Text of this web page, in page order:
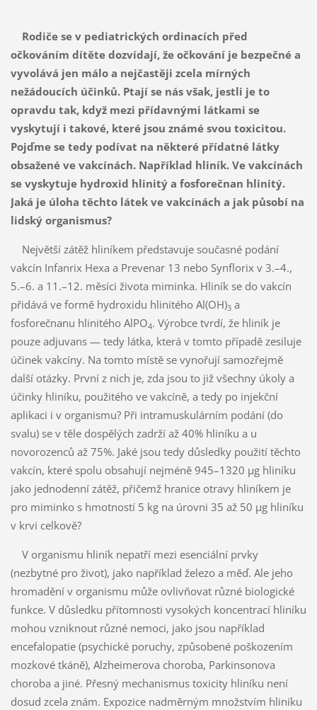
Rodiče se v pediatrických ordinacích před
očkováním dítěte dozvídají, že očkování je bezpečné a
vyvolává jen málo a nejčastěji zcela mírných
nežádoucích účinků. Ptají se nás však, jestli je to
opravdu tak, když mezi přídavnými látkami se
vyskytují i takové, které jsou známé svou toxicitou.
Pojďme se tedy podívat na některé přídatné látky
obsažené ve vakcínách. Například hliník. Ve vakcínách
se vyskytuje hydroxid hlinitý a fosforečnan hlinitý.
Jaká je úloha těchto látek ve vakcínách a jak působí na
lidský organismus?
Největší zátěž hliníkem představuje současné podání
vakcín Infanrix Hexa a Prevenar 13 nebo Synflorix v 3.–4.,
5.–6. a 11.–12. měsíci života miminka. Hliník se do vakcín
přidává ve formě hydroxidu hlinitého Al(OH)3a
fosforečnanu hlinitého AlPO4. Výrobce tvrdí, že hliník je
pouze adjuvans — tedy látka, která v tomto případě zesiluje
účinek vakcíny. Na tomto místě se vynořují samozřejmě
další otázky. První z nich je, zda jsou to již všechny úkoly a
účinky hliníku, použitého ve vakcíně, a tedy po injekční
aplikaci i v organismu? Při intramuskulárním podání (do
svalu) se v těle dospělých zadrží až 40% hliníku a u
novorozenců až 75%. Jaké jsou tedy důsledky použití těchto
vakcín, které spolu obsahují nejméně 945–1320 μg hliníku
jako jednodenní zátěž, přičemž hranice otravy hliníkem je
pro miminko s hmotností 5 kg na úrovni 35 až 50 μg hliníku
v krvi celkově?
V organismu hliník nepatří mezi esenciální prvky
(nezbytné pro život), jako například železo a měď. Ale jeho
hromadění v organismu může ovlivňovat různé biologické
funkce. V důsledku přítomnosti vysokých koncentrací hliníku
mohou vzniknout různé nemoci, jako jsou například
encefalopatie (psychické poruchy, způsobené poškozením
mozkové tkáně), Alzheimerova choroba, Parkinsonova
choroba a jiné. Přesný mechanismus toxicity hliníku není
dosud zcela znám. Expozice nadměrným množstvím hliníku